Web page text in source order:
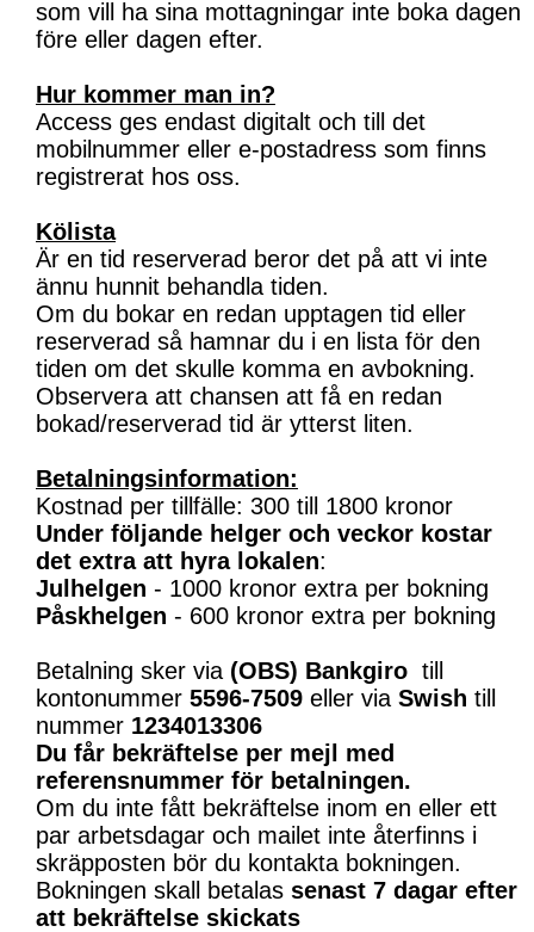
som vill ha sina mottagningar inte boka dagen
före eller dagen efter.
Hur kommer man in?
Access ges endast digitalt och till det
mobilnummer eller e-postadress som finns
registrerat hos oss.
Kölista
Är en tid reserverad beror det på att vi inte
ännu hunnit behandla tiden.
Om du bokar en redan upptagen tid eller
reserverad så hamnar du i en lista för den
tiden om det skulle komma en avbokning.
Observera att chansen att få en redan
bokad/reserverad tid är ytterst liten.
Betalningsinformation:
Kostnad per tillfälle: 300 till 1800 kronor
Under följande helger och veckor kostar
det extra att hyra lokalen:
Julhelgen - 1000 kronor extra per bokning
Påskhelgen - 600 kronor extra per bokning
Betalning sker via (OBS) Bankgiro till
kontonummer 5596-7509 eller via Swish till
nummer 1234013306
Du får bekräftelse per mejl med
referensnummer för betalningen.
Om du inte fått bekräftelse inom en eller ett
par arbetsdagar och mailet inte återfinns i
skräpposten bör du kontakta bokningen.
Bokningen skall betalas senast 7 dagar efter
att bekräftelse skickats